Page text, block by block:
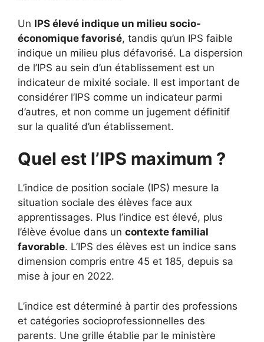
Un IPS élevé indique un milieu socio-
économique favorisé, tandis qu’un IPS faible
indique un milieu plus défavorisé. La dispersion
de l’IPS au sein d’un établissement est un
indicateur de mixité sociale. Il est important de
considérer l’IPS comme un indicateur parmi
d’autres, et non comme un jugement définitif
sur la qualité d’un établissement.
Quel est l’IPS maximum ?
L’indice de position sociale (IPS) mesure la
situation sociale des élèves face aux
apprentissages. Plus l’indice est élevé, plus
l’élève évolue dans un contexte familial
favorable. L’IPS des élèves est un indice sans
dimension compris entre 45 et 185, depuis sa
mise à jour en 2022.
L’indice est déterminé à partir des professions
et catégories socioprofessionnelles des
parents. Une grille établie par le ministère